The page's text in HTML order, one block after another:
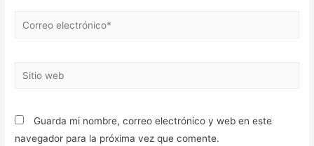
Correo
Sitio
Guarda mi nombre, correo electrónico y web en este
navegador para la próxima vez que comente.